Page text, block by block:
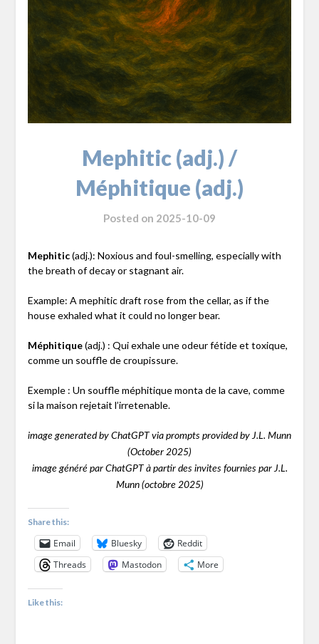
Mephitic (adj.) /
Méphitique (adj.)
Posted on 2025-10-09
Mephitic(adj.): Noxious and foul-smelling, especially with
the breath of decay or stagnant air.
Example: A mephitic draft rose from the cellar, as if the
house exhaled what it could no longer bear.
Méphitique(adj.) : Qui exhale une odeur fétide et toxique,
comme un souffle de croupissure.
Exemple : Un souffle méphitique monta de la cave, comme
si la maison rejetait l’irretenable.
image generated by ChatGPT via prompts provided by J.L. Munn
(October 2025)
image généré par ChatGPT à partir des invites fournies par J.L.
Munn (octobre 2025)
Share this:
Email Bluesky
Reddit
Threads
Mastodon More
Like this: